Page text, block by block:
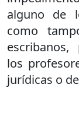
alguno de
como
los
jurídicas o